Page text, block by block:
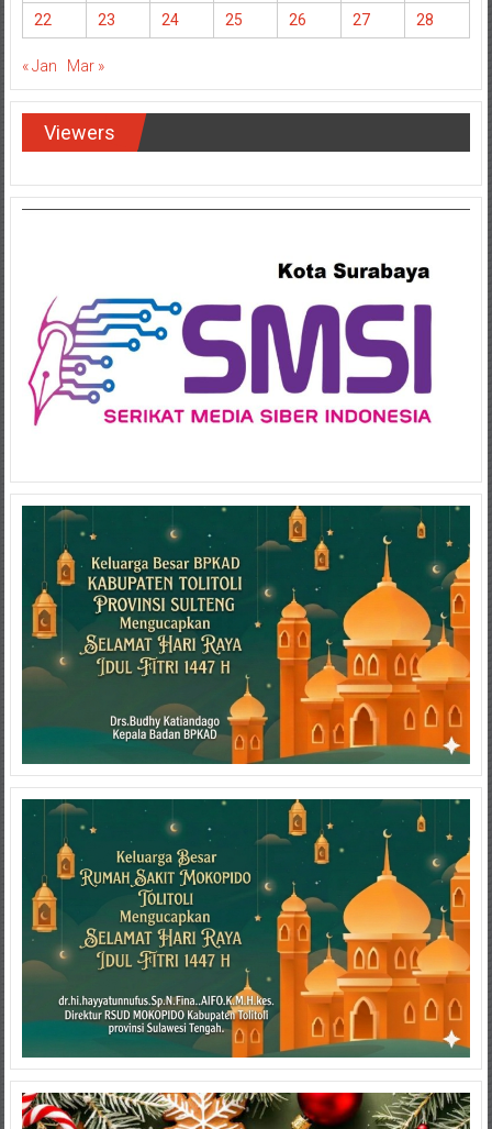
22 23 24 25 26 27 28
« Jan Mar »
Viewers